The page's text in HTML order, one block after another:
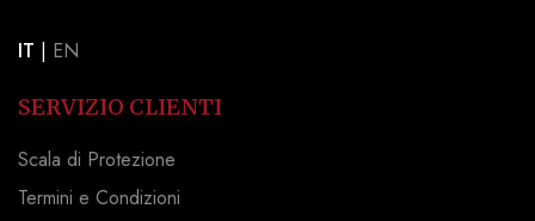
IT | EN
SERVIZIO CLIENTI
Scala di Protezione
Termini e Condizioni